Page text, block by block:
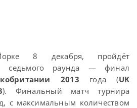
8 декабря, пройдёт
седьмого раунда — финал
2013 года (UK
). Финальный матч турнира
с максимальным количеством